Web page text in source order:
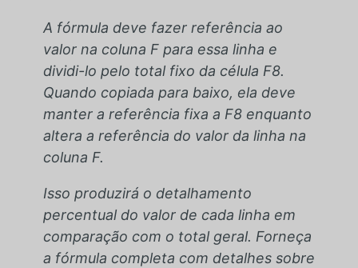
A fórmula deve fazer referência ao
valor na coluna F para essa linha e
dividi-lo pelo total fixo da célula F8.
Quando copiada para baixo, ela deve
manter a referência fixa a F8 enquanto
altera a referência do valor da linha na
coluna F.
Isso produzirá o detalhamento
percentual do valor de cada linha em
comparação com o total geral. Forneça
a fórmula completa com detalhes sobre